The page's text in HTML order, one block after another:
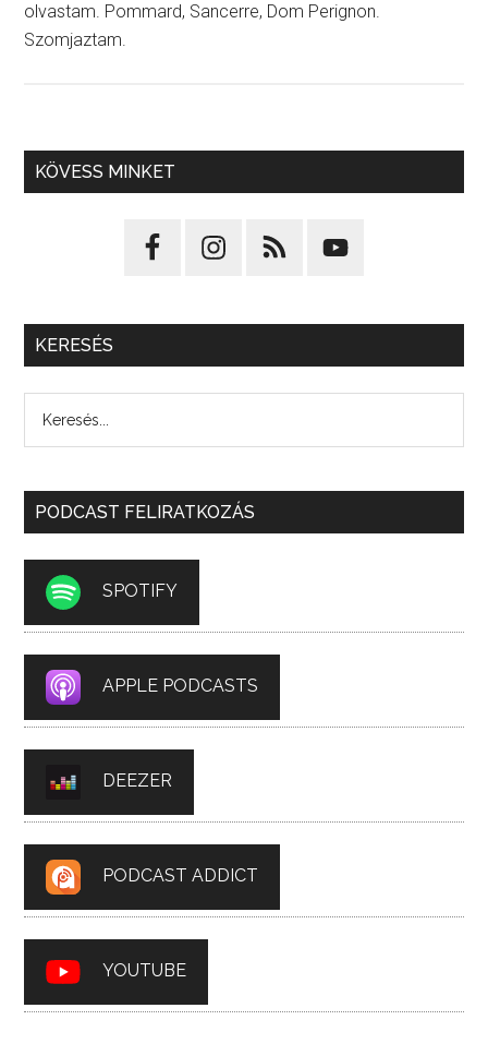
olvastam. Pommard, Sancerre, Dom Perignon.
Szomjaztam.
KÖVESS MINKET
KERESÉS
PODCAST FELIRATKOZÁS
SPOTIFY
APPLE PODCASTS
DEEZER
PODCAST ADDICT
YOUTUBE